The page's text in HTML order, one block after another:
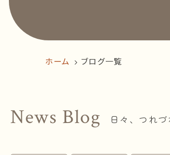
follow us!
ホーム ブログ一覧
News Blog 日々、つれづ